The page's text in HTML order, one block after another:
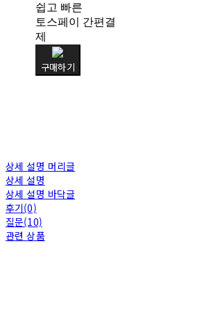
쉽고 빠른
토스페이 간편결
제
구매하기
상세 설명 머리글
상세 설명
상세 설명 바닥글
후기(0)
질문(10)
관련 상품